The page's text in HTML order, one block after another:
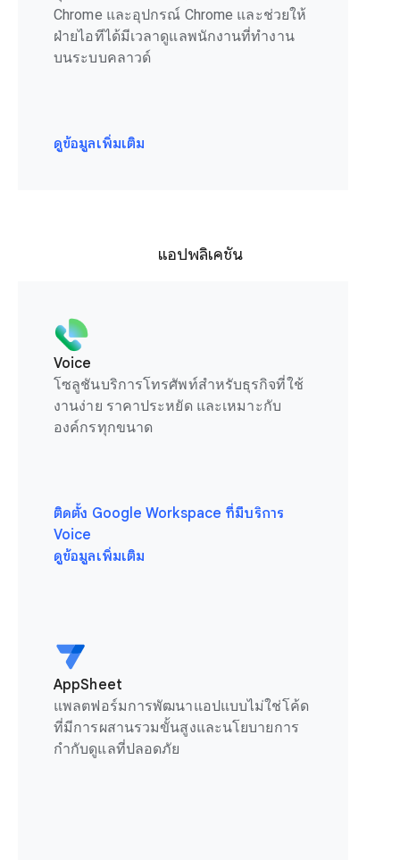
Chrome และอุปกรณ์ Chrome และช่วยให้
ฝ่ายไอทีได้มีเวลาดูแลพนักงานที่ทำงาน
บนระบบคลาวด์
ดูข้อมูลเพิ่มเติม
แอปพลิเคชัน
Voice
โซลูชันบริการโทรศัพท์สำหรับธุรกิจที่ใช้
งานง่าย ราคาประหยัด และเหมาะกับ
องค์กรทุกขนาด
ติดตั้ง Google Workspace ที่มีบริการ
Voice
ดูข้อมูลเพิ่มเติม
AppSheet
แพลตฟอร์มการพัฒนาแอปแบบไม่ใช่โค้ด
ที่มีการผสานรวมขั้นสูงและนโยบายการ
กำกับดูแลที่ปลอดภัย